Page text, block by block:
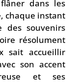
dans les
chaque instant
des souvenirs
résolument
sait accueillir
son accent
et ses